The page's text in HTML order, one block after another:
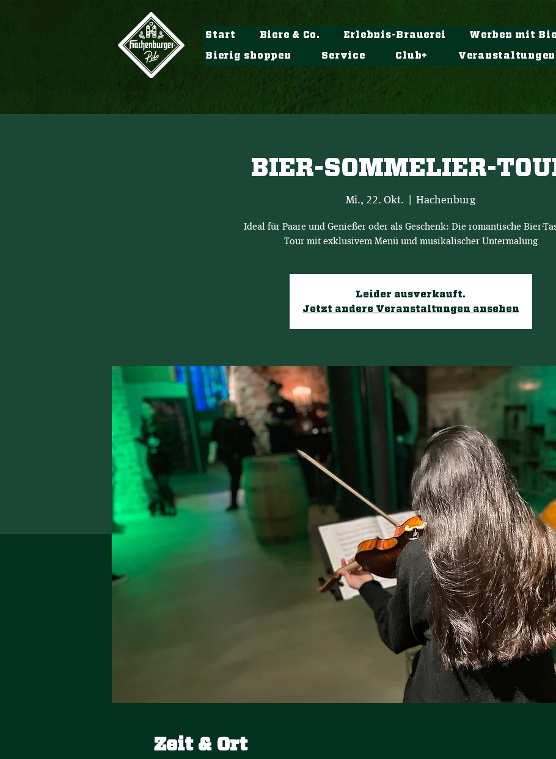
Start Biere & Co. Erlebnis-Brauerei Werben mit
Bierig shoppen Service Club+ Veranstaltungen
BIER-SOMMELIER-
Mi., 22. Okt. Hachenburg
Ideal für Paare und Genießer oder als Geschenk: Die romantische Bier-
Tour mit exklusivem Menü und musikalischer Untermalung
Leider ausverkauft.
Jetzt andere Veranstaltungen ansehen
Zeit & Ort